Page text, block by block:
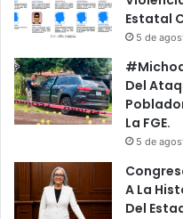
Estatal
5 de
Del
La FGE.
5 de
A La
Del